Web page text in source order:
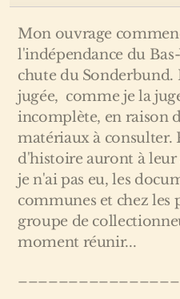
Mon ouvrage
l'indépendance du
chute du Sonderbund.
jugée, comme je la
incomplète, en raison
matériaux à consulter.
d'histoire auront à leur
je n'ai pas eu, les
communes et chez les
groupe de
moment réunir...